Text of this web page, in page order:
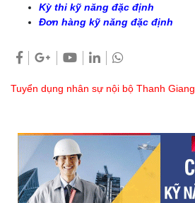
Kỳ thi kỹ năng đặc định
Đơn hàng kỹ năng đặc định
Tuyển dụng nhân sự nội bộ Thanh Giang